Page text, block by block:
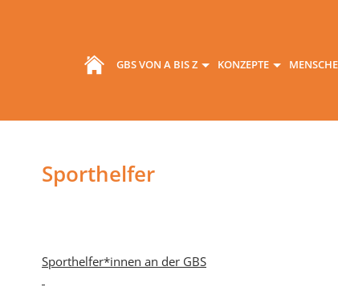
GBS VON A BIS Z KONZEPTE
Sporthelfer
Sporthelfer*innen an der GBS